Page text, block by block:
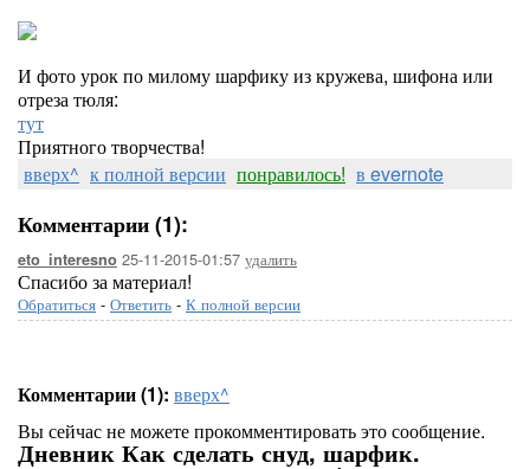
И фото урок по милому шарфику из кружева, шифона или
отреза тюля:
тут
Приятного творчества!
вверх^ к полной версии понравилось! в evernote
Комментарии (1):
eto_interesno 25-11-2015-01:57 удалить
Спасибо за материал!
Обратиться - Ответить - К полной версии
Комментарии (1): вверх^
Вы сейчас не можете прокомментировать это сообщение.
Дневник Как сделать снуд, шарфик.